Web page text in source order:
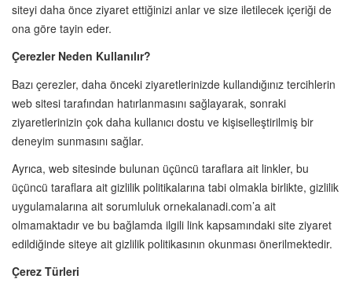
siteyi daha önce ziyaret ettiğinizi anlar ve size iletilecek içeriği de
ona göre tayin eder.
Çerezler Neden Kullanılır?
Bazı çerezler, daha önceki ziyaretlerinizde kullandığınız tercihlerin
web sitesi tarafından hatırlanmasını sağlayarak, sonraki
ziyaretlerinizin çok daha kullanıcı dostu ve kişiselleştirilmiş bir
deneyim sunmasını sağlar.
Ayrıca, web sitesinde bulunan üçüncü taraflara ait linkler, bu
üçüncü taraflara ait gizlilik politikalarına tabi olmakla birlikte, gizlilik
uygulamalarına ait sorumluluk ornekalanadi.com’a ait
olmamaktadır ve bu bağlamda ilgili link kapsamındaki site ziyaret
edildiğinde siteye ait gizlilik politikasının okunması önerilmektedir.
Çerez Türleri